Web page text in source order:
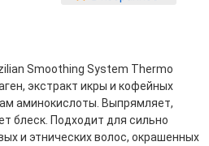
лица
Smoothing System Thermo
экстракт икры и кофейных
аминокислоты. Выпрямляет,
блеск. Подходит для сильно
и этнических волос, окрашенных